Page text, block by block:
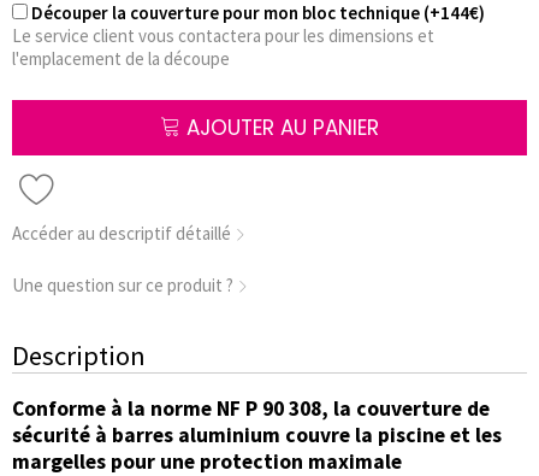
Découper la couverture pour mon bloc technique (+144€)
Le service client vous contactera pour les dimensions et
l'emplacement de la découpe
AJOUTER AU PANIER
Accéder au descriptif détaillé
Une question sur ce produit ?
Description
Conforme à la norme NF P 90 308, la couverture de
sécurité à barres aluminium couvre la piscine et les
margelles pour une protection maximale